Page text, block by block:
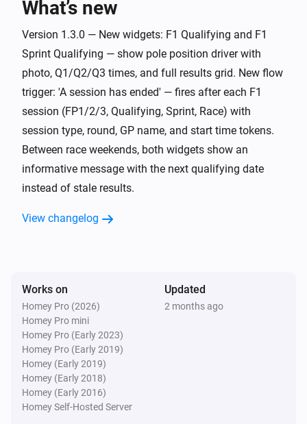
De app werkt per seizoen en haalt automatisch het
actuele jaar op via de API. Nieuwe kalender? Geen
Sprint qualifying starts in
F1 Tracker Pro
Sprint qualifying starts now
F1 Tracker Pro
Sprint starts in Unit
Sprint starts now
And...
F1 Tracker Pro
This week is a race weekend
F1 Tracker Pro
The race starts in
F1 Tracker Pro
There is a race today
What’s new
Version 1.3.0 — New widgets: F1 Qualifying and F1
Sprint Qualifying — show pole position driver with
photo, Q1/Q2/Q3 times, and full results grid. New flow
trigger: 'A session has ended' — fires after each F1
session (FP1/2/3, Qualifying, Sprint, Race) with
session type, round, GP name, and start time tokens.
Between race weekends, both widgets show an
informative message with the next qualifying date
instead of stale results.
View changelog
Works on
Homey Pro (2026)
Homey Pro mini
Homey Pro (Early 2023)
Homey Pro (Early 2019)
Homey (Early 2019)
Homey (Early 2018)
Homey (Early 2016)
Homey Self-Hosted Server
Updated
2 months ago